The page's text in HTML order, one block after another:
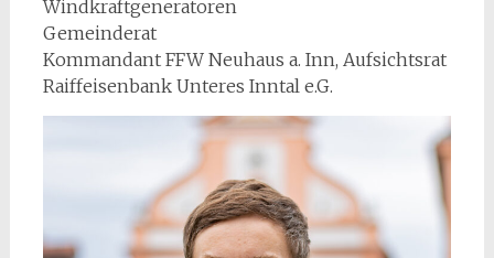
Windkraftgeneratoren
Gemeinderat
Kommandant FFW Neuhaus a. Inn, Aufsichtsrat
Raiffeisenbank Unteres Inntal e.G.